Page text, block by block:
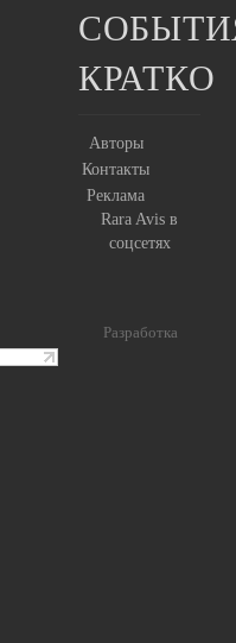
КРАТКО
Авторы
Контакты
Реклама
Rara Avis в
соцсетях
Разработка